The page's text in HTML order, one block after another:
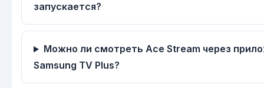
запускается?
Можно ли смотреть Ace Stream через
Samsung TV Plus?